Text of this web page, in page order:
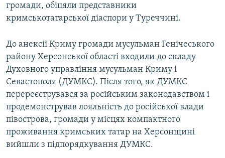
громади, обіцяли представники
кримськотатарської діаспори у Туреччині.
До анексії Криму громади мусульман Генічеського
району Херсонської області входили до складу
Духовного управління мусульман Криму і
Севастополя (ДУМКС). Після того, як ДУМКС
перереєструвався за російським законодавством і
продемонстрував лояльність до російської влади
півострова, громади у місцях компактного
проживання кримських татар на Херсонщині
вийшли з підпорядкування ДУМКС.